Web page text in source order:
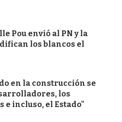
Pou envió al PN y la
los blancos el
en la construcción se
los
incluso, el Estado"